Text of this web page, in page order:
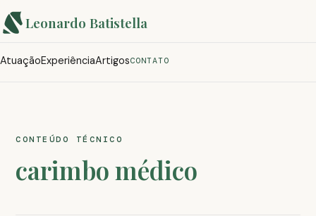
Leonardo Batistella
AtuaçãoExperiênciaArtigosCONTATO
CONTEÚDO TÉCNICO
carimbo médico